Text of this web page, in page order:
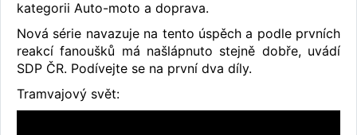
kategorii Auto-moto a doprava.
Nová série navazuje na tento úspěch a podle prvních
reakcí fanoušků má našlápnuto stejně dobře, uvádí
SDP ČR. Podívejte se na první dva díly.
Tramvajový svět: